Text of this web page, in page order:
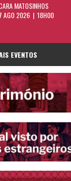
MATOSINHOS
AGO 2026 | 18H00
EVENTOS